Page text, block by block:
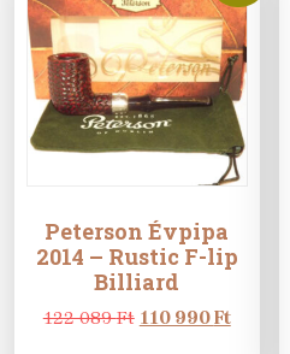
Peterson Évpipa
2014 – Rustic F-lip
Billiard
122 089Ft Original
110 990FtCurrent